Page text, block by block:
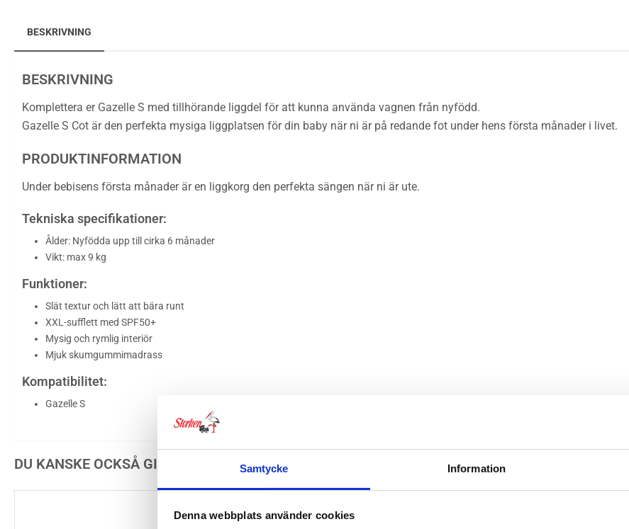
Samtycke Information
Denna webbplats använder cookies
BESKRIVNING
BESKRIVNING
Komplettera er Gazelle S med tillhörande liggdel för att kunna använda vagnen från nyfödd.
Gazelle S Cot är den perfekta mysiga liggplatsen för din baby när ni är på redande fot under hens första månader i livet.
PRODUKTINFORMATION
Under bebisens första månader är en liggkorg den perfekta sängen när ni är ute.
Tekniska specifikationer:
Ålder: Nyfödda upp till cirka 6 månader
Vikt: max 9 kg
Funktioner:
Slät textur och lätt att bära runt
XXL-sufflett med SPF50+
Mysig och rymlig interiör
Mjuk skumgummimadrass
Kompatibilitet:
Gazelle S
DU KANSKE OCKSÅ GILLAR …